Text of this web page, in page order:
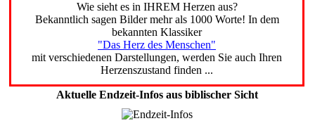
Wie sieht es in IHREM Herzen aus?
Bekanntlich sagen Bilder mehr als 1000 Worte! In dem
bekannten Klassiker
"Das Herz des Menschen"
mit verschiedenen Darstellungen, werden Sie auch Ihren
Herzenszustand finden ...
Aktuelle Endzeit-Infos aus biblischer Sicht